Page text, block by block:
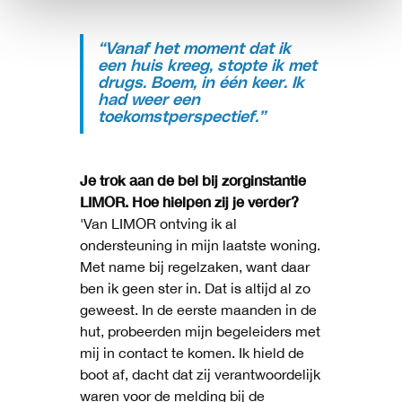
“Vanaf het moment dat ik
een huis kreeg, stopte ik met
drugs. Boem, in één keer. Ik
had weer een
toekomstperspectief.”
Je trok aan de bel bij zorginstantie
LIMOR. Hoe hielpen zij je verder?
'Van LIMOR ontving ik al
ondersteuning in mijn laatste woning.
Met name bij regelzaken, want daar
ben ik geen ster in. Dat is altijd al zo
geweest. In de eerste maanden in de
hut, probeerden mijn begeleiders met
mij in contact te komen. Ik hield de
boot af, dacht dat zij verantwoordelijk
waren voor de melding bij de